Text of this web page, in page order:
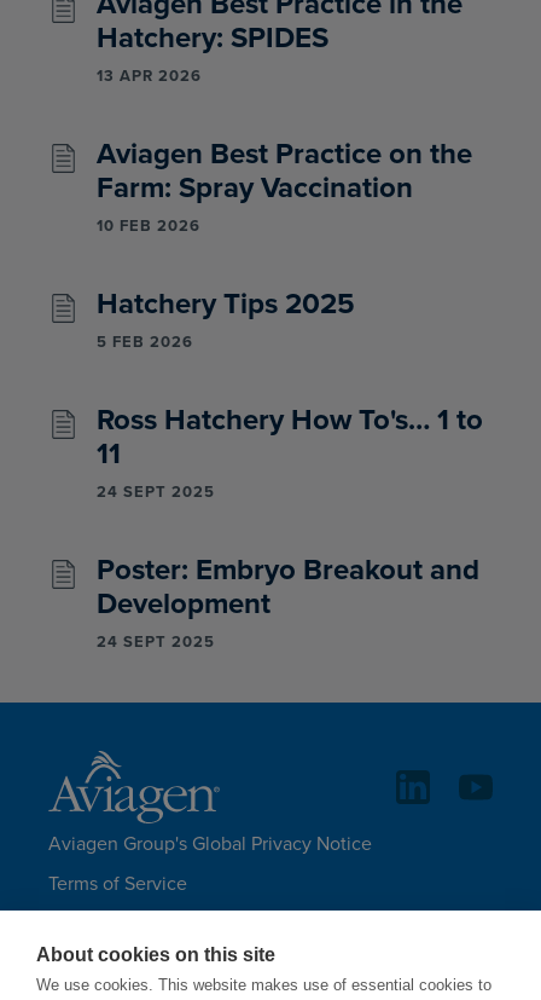
About cookies on this site
We use cookies. This website makes use of essential cookies to
Hatchery: SPIDES
13 APR 2026
Aviagen Best Practice on the
Farm: Spray Vaccination
10 FEB 2026
Hatchery Tips 2025
5 FEB 2026
Ross Hatchery How To's… 1 to
11
24 SEPT 2025
Poster: Embryo Breakout and
Development
24 SEPT 2025
Aviagen Group's Global Privacy Notice
Terms of Service
Aviagen Group UK Tax Strategy